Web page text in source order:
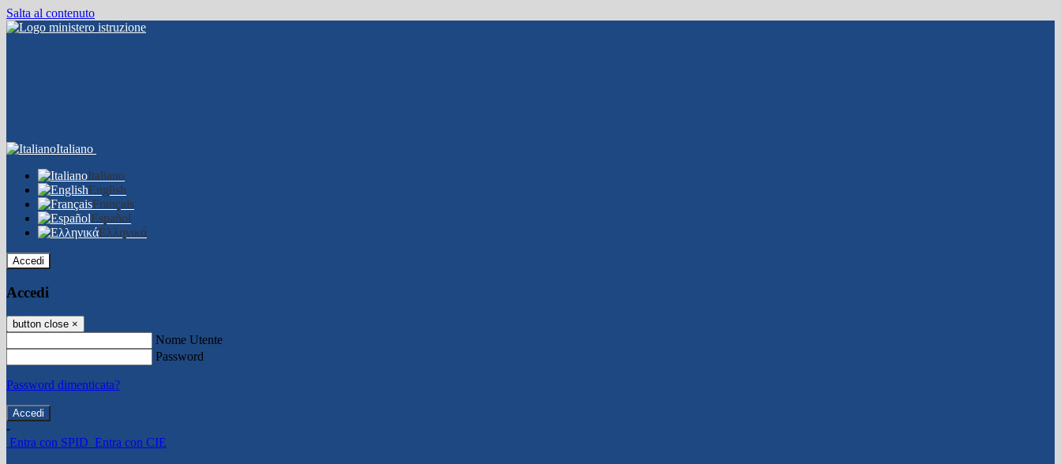
Salta al contenuto
Italiano
Italiano
English
Français
Español
Ελληνικά
Accedi
Accedi
button close ×
Nome Utente
Password
Password dimenticata?
-
Entra con SPID Entra con CIE